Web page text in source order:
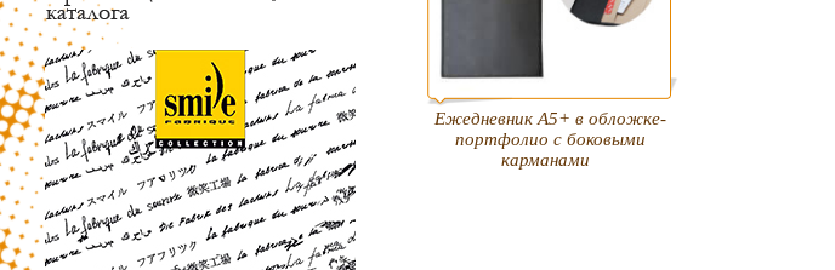
Ежедневник А5+ в обложке-
портфолио с боковыми
карманами